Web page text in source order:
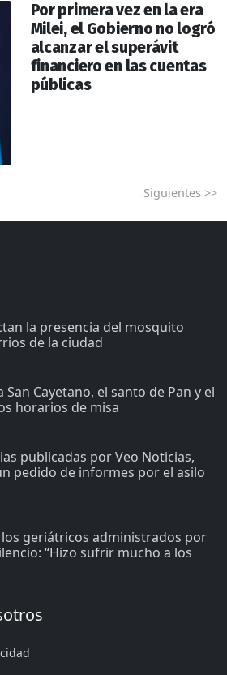
Por primera vez en la era
Milei, el Gobierno no logró
alcanzar el superávit
financiero en las cuentas
públicas
Siguientes >>
la presencia del mosquito
de la ciudad
Cayetano, el santo de Pan y el
horarios de misa
publicadas por Veo Noticias,
pedido de informes por el asilo
geriátricos administrados por
“Hizo sufrir mucho a los